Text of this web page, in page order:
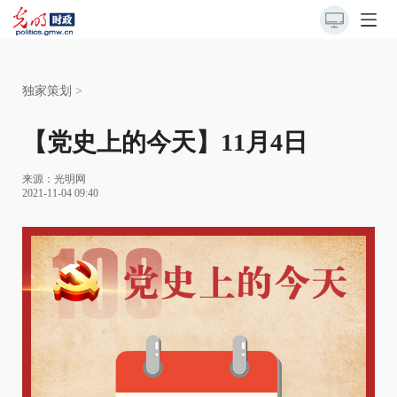
独家策划 >
【党史上的今天】11月4日
来源： 光明网
2021-11-04 09:40